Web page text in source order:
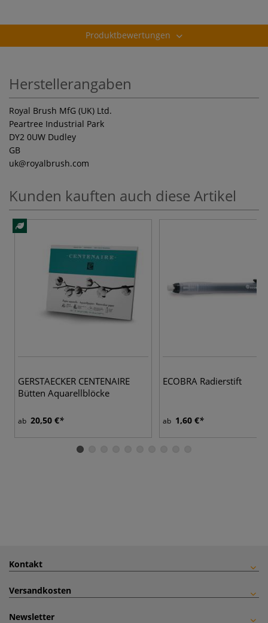
Produktbewertungen
Herstellerangaben
Royal Brush MfG (UK) Ltd.
Peartree Industrial Park
DY2 0UW Dudley
GB
uk@royalbrush.com
Kunden kauften auch diese Artikel
GERSTAECKER CENTENAIRE
Bütten Aquarellblöcke
ab 20,50 €
ECOBRA Radierstift
ab 1,60 €
Kontakt
Versandkosten
Newsletter